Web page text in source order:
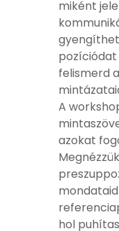
miként
felismerd
A
azokat
hol